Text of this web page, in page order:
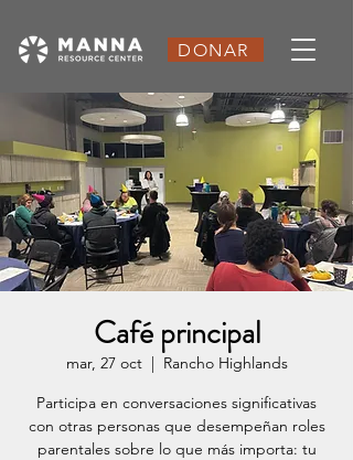
DONAR
Café principal
mar, 27 oct
  |
Rancho Highlands
Participa en conversaciones significativas
con otras personas que desempeñan roles
parentales sobre lo que más importa: tu